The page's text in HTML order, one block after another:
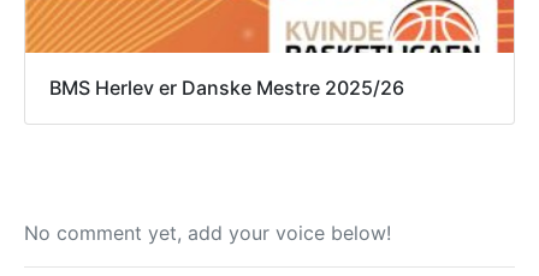
BMS Herlev er Danske Mestre 2025/26
No comment yet, add your voice below!